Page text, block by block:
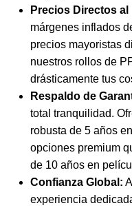
Precios Directos al
márgenes inflados
precios mayoristas
nuestros rollos de
drásticamente tus
Respaldo de
total tranquilidad.
robusta de 5 años
opciones premium
de 10 años en
Confianza Global:
experiencia